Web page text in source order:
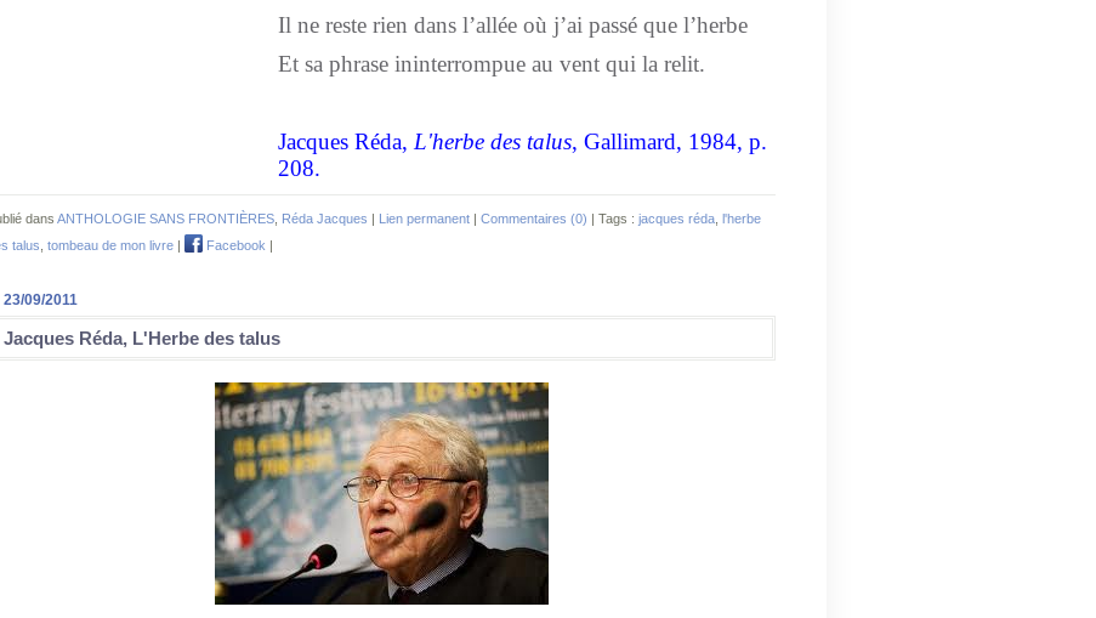
Il ne reste rien dans l’allée où j’ai passé que l’herbe
Et sa phrase ininterrompue au vent qui la relit.
Jacques Réda, L'herbe des talus, Gallimard, 1984, p.
208.
dans ANTHOLOGIE SANS FRONTIÈRES Réda Jacques | Lien permanent | Commentaires (0) | Tags : jacques réda l'herbe
talus tombeau de mon livre | Facebook |
23/09/2011
Jacques Réda, L'Herbe des talus